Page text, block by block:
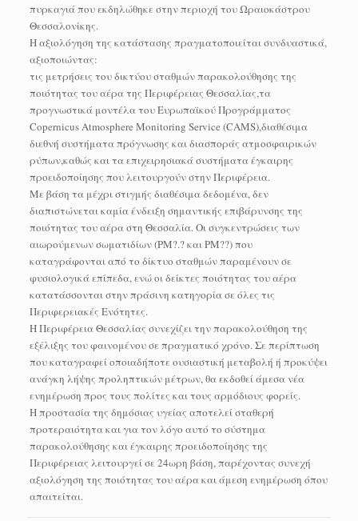
πυρκαγιά που εκδηλώθηκε στην περιοχή του Ωραιοκάστρου
Θεσσαλονίκης.
Η αξιολόγηση της κατάστασης πραγματοποιείται συνδυαστικά,
αξιοποιώντας:
τις μετρήσεις του δικτύου σταθμών παρακολούθησης της
ποιότητας του αέρα της Περιφέρειας Θεσσαλίας,τα
προγνωστικά μοντέλα του Ευρωπαϊκού Προγράμματος
Copernicus Atmosphere Monitoring Service (CAMS),διαθέσιμα
διεθνή συστήματα πρόγνωσης και διασποράς ατμοσφαιρικών
ρύπων,καθώς και τα επιχειρησιακά συστήματα έγκαιρης
προειδοποίησης που λειτουργούν στην Περιφέρεια.
Με βάση τα μέχρι στιγμής διαθέσιμα δεδομένα, δεν
διαπιστώνεται καμία ένδειξη σημαντικής επιβάρυνσης της
ποιότητας του αέρα στη Θεσσαλία. Οι συγκεντρώσεις των
αιωρούμενων σωματιδίων (PM?.? και PM??) που
καταγράφονται από το δίκτυο σταθμών παραμένουν σε
φυσιολογικά επίπεδα, ενώ οι δείκτες ποιότητας του αέρα
κατατάσσονται στην πράσινη κατηγορία σε όλες τις
Περιφερειακές Ενότητες.
Η Περιφέρεια Θεσσαλίας συνεχίζει την παρακολούθηση της
εξέλιξης του φαινομένου σε πραγματικό χρόνο. Σε περίπτωση
που καταγραφεί οποιαδήποτε ουσιαστική μεταβολή ή προκύψει
ανάγκη λήψης προληπτικών μέτρων, θα εκδοθεί άμεσα νέα
ενημέρωση προς τους πολίτες και τους αρμόδιους φορείς.
Η προστασία της δημόσιας υγείας αποτελεί σταθερή
προτεραιότητα και για τον λόγο αυτό το σύστημα
παρακολούθησης και έγκαιρης προειδοποίησης της
Περιφέρειας λειτουργεί σε 24ωρη βάση, παρέχοντας συνεχή
αξιολόγηση της ποιότητας του αέρα και άμεση ενημέρωση όπου
απαιτείται.